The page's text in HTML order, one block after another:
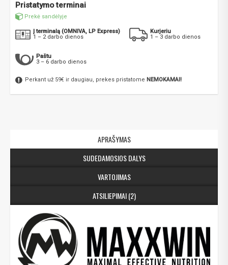
Pristatymo terminai
Prekė sandėlyje
Į terminalą (OMNIVA, LP Express)
1 – 2 darbo dienos
Kurjeriu
1 – 3 darbo dienos
Paštu
3 – 6 darbo dienos
Perkant už 59€ ir daugiau, prekes pristatome NEMOKAMAI!
APRAŠYMAS
SUDEDAMOSIOS DALYS
VARTOJIMAS
ATSILIEPIMAI (2)